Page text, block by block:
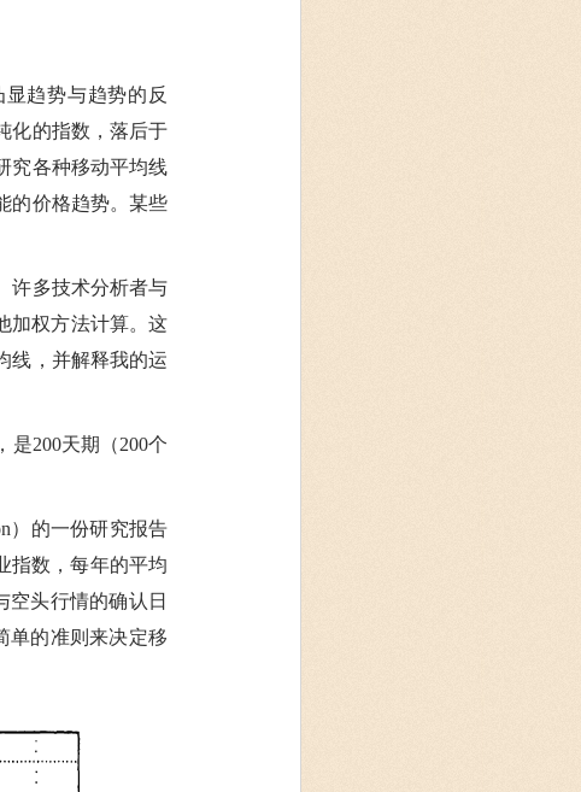
趋势与趋势的反
的指数，落后于
究各种移动平均线
的价格趋势。某些
许多技术分析者与
加权方法计算。这
线，并解释我的运
200天期（200个
）的一份研究报告
指数，每年的平均
空头行情的确认日
单的准则来决定移